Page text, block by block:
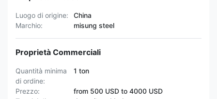
Luogo di origine:
China
Marchio:
misung steel
Proprietà Commerciali
Quantità minima
di ordine:
1 ton
Prezzo:
from 500 USD to 4000 USD